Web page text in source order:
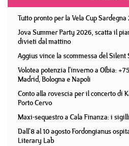
Tutto pronto per la Vela Cup
Jova Summer Party 2026, scatta il
divieti dal mattino
Aggius vince la scommessa del
Volotea potenzia l'inverno a Olbia:
Madrid, Bologna e Napoli
Conto alla rovescia per il concerto di
Porto Cervo
Maxi-sequestro a Cala Finanza: i
Dall'8 al 10 agosto Fordongianus
Literary Lab